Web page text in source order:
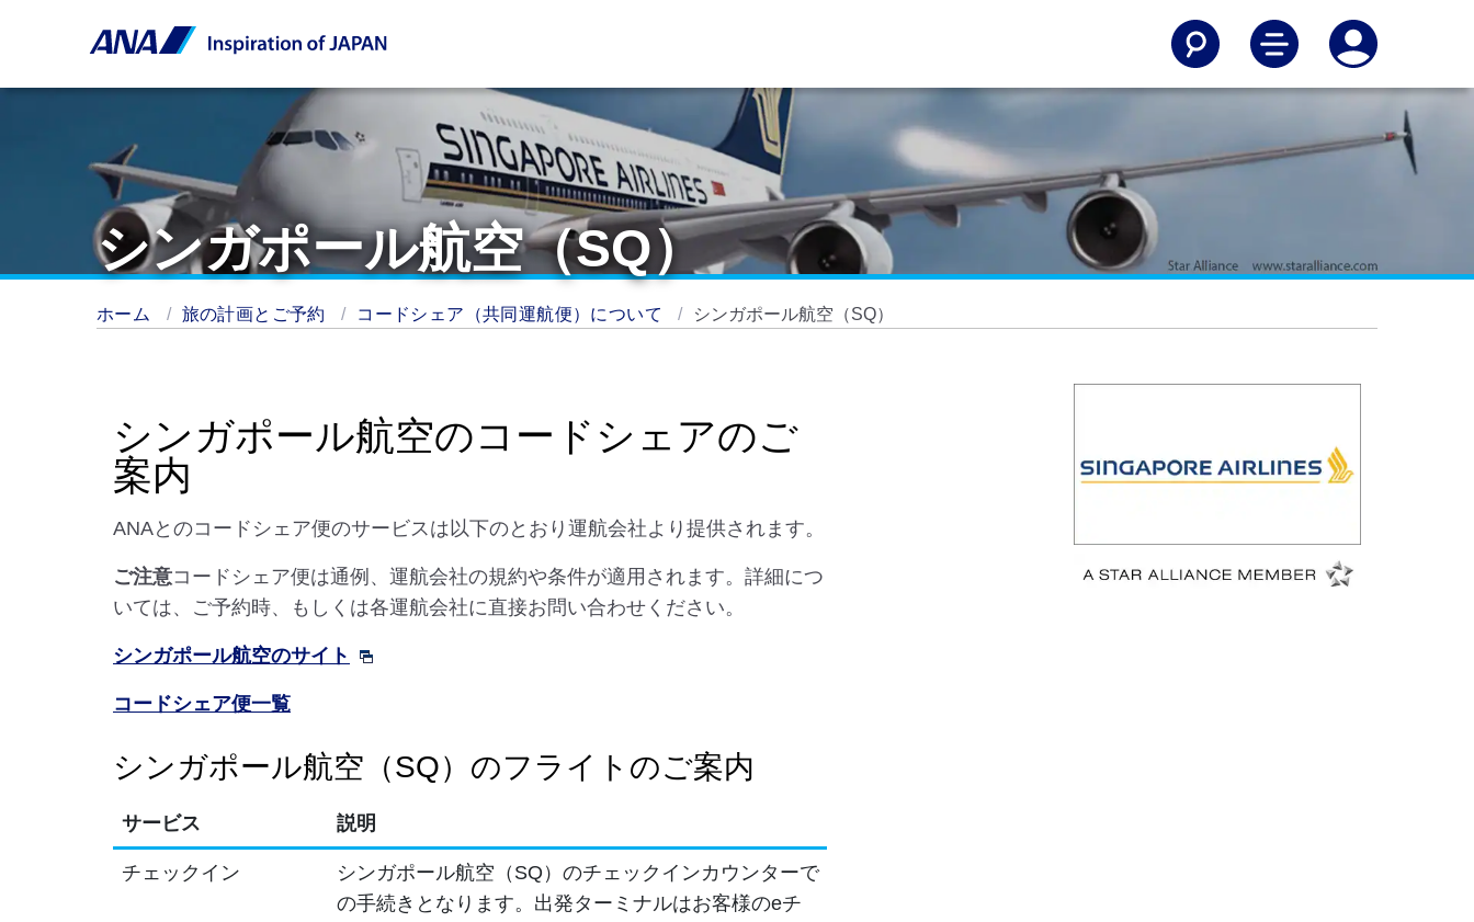
シンガポール航空（SQ）
ホーム 旅の計画とご予約 コードシェア（共同運航便）について シンガポール航空（SQ）
シンガポール航空のコードシェアのご
案内
ANAとのコードシェア便のサービスは以下のとおり運航会社より提供されます。
ご注意コードシェア便は通例、運航会社の規約や条件が適用されます。詳細につ
いては、ご予約時、もしくは各運航会社に直接お問い合わせください。
シンガポール航空のサイト
コードシェア便一覧
シンガポール航空（SQ）のフライトのご案内
サービス 説明
チェックイン
シンガポール航空（SQ）のチェックインカウンターで
の手続きとなります。出発ターミナルはお客様のeチ